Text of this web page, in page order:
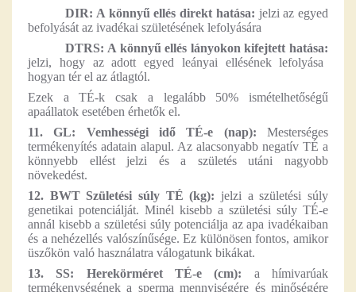
DIR: A könnyű ellés direkt hatása: jelzi az egyed
befolyását az ivadékai születésének lefolyására
DTRS: A könnyű ellés lányokon kifejtett hatása:
jelzi, hogy az adott egyed leányai ellésének lefolyása
hogyan tér el az átlagtól.
Ezek a TÉ-k csak a legalább 50% ismételhetőségű
apaállatok esetében érhetők el.
11. GL: Vemhességi idő TÉ-e (nap): Mesterséges
termékenyítés adatain alapul. Az alacsonyabb negatív TÉ a
könnyebb ellést jelzi és a születés utáni nagyobb
növekedést.
12. BWT Születési súly TÉ (kg): jelzi a születési súly
genetikai potenciálját. Minél kisebb a születési súly TÉ-e
annál kisebb a születési súly potenciálja az apa ivadékaiban
és a nehézellés valószínűsége. Ez különösen fontos, amikor
üszőkön való használatra válogatunk bikákat.
13. SS: Herekörméret TÉ-e (cm): a hímivarúak
termékenységének a sperma mennyiségére és minőségére